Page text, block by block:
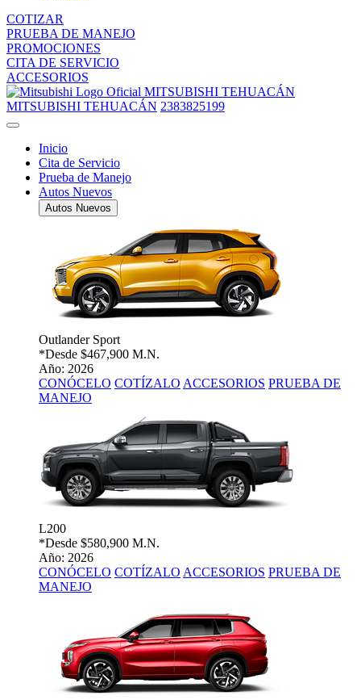
COTIZAR
PRUEBA DE MANEJO
PROMOCIONES
CITA DE SERVICIO
ACCESORIOS
MITSUBISHI TEHUACÁN
MITSUBISHI TEHUACÁN 2383825199
Inicio
Cita de Servicio
Prueba de Manejo
Autos Nuevos
Autos Nuevos
Outlander Sport
*Desde $467,900 M.N.
Año: 2026
CONÓCELO COTÍZALO ACCESORIOS PRUEBA DE
MANEJO
L200
*Desde $580,900 M.N.
Año: 2026
CONÓCELO COTÍZALO ACCESORIOS PRUEBA DE
MANEJO